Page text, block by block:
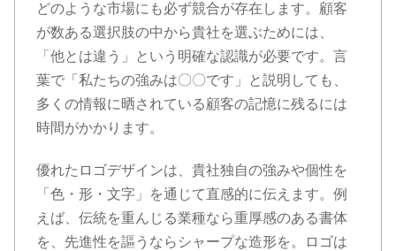
どのような市場にも必ず競合が存在します。顧客
が数ある選択肢の中から貴社を選ぶためには、
「他とは違う」という明確な認識が必要です。言
葉で「私たちの強みは〇〇です」と説明しても、
多くの情報に晒されている顧客の記憶に残るには
時間がかかります。
優れたロゴデザインは、貴社独自の強みや個性を
「色・形・文字」を通じて直感的に伝えます。例
えば、伝統を重んじる業種なら重厚感のある書体
を、先進性を謳うならシャープな造形を。ロゴは